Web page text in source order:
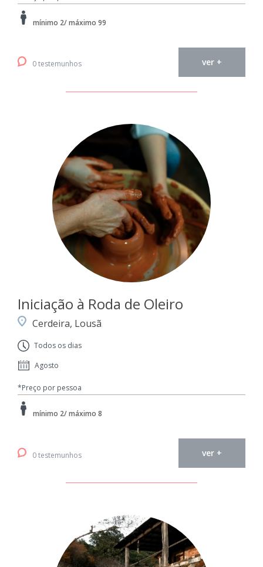
mínimo 2/ máximo 99
0 testemunhos ver +
Iniciação à Roda de Oleiro
Cerdeira, Lousã
Todos os dias
Agosto
*Preço por pessoa
mínimo 2/ máximo 8
0 testemunhos ver +